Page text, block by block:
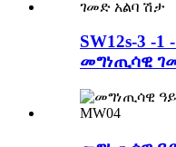
SW12s-3 -
መግነጢሳዊ